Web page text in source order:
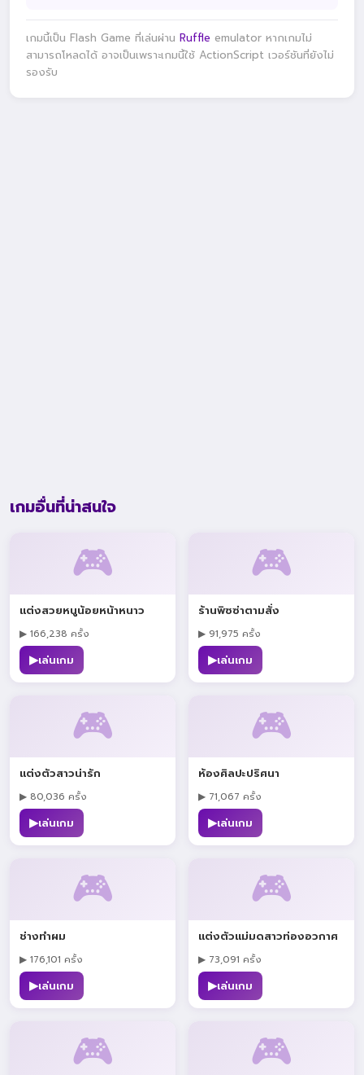
เกมนี้เป็น Flash Game ที่เล่นผ่าน Ruffle emulator หากเกมไม่
สามารถโหลดได้ อาจเป็นเพราะเกมนี้ใช้ ActionScript เวอร์ชันที่ยังไม่
รองรับ
เกมอื่นที่น่าสนใจ
🎮
แต่งสวยหนูน้อยหน้าหนาว
▶ 166,238 ครั้ง
▶เล่นเกม
🎮
ร้านพิซซ่าตามสั่ง
▶ 91,975 ครั้ง
▶เล่นเกม
🎮
แต่งตัวสาวน่ารัก
▶ 80,036 ครั้ง
▶เล่นเกม
🎮
ห้องศิลปะปริศนา
▶ 71,067 ครั้ง
▶เล่นเกม
🎮
ช่างทำผม
▶ 176,101 ครั้ง
▶เล่นเกม
🎮
แต่งตัวแม่มดสาวท่องอวกาศ
▶ 73,091 ครั้ง
▶เล่นเกม
🎮 🎮